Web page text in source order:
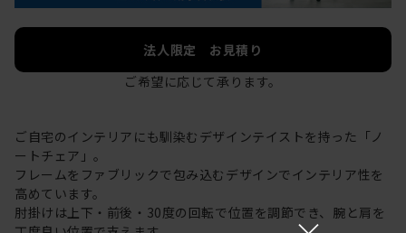
法人限定 お見積り
ご希望に応じて承ります。
ご自宅のインテリアにも馴染むデザインテイストを持った「ノ
ートチェア」。
フレームをファブリックで包み込むデザインでインテリア性を
高めています。
肘掛けは上下・前後・30度の回転で位置を調節でき、腕と肩を